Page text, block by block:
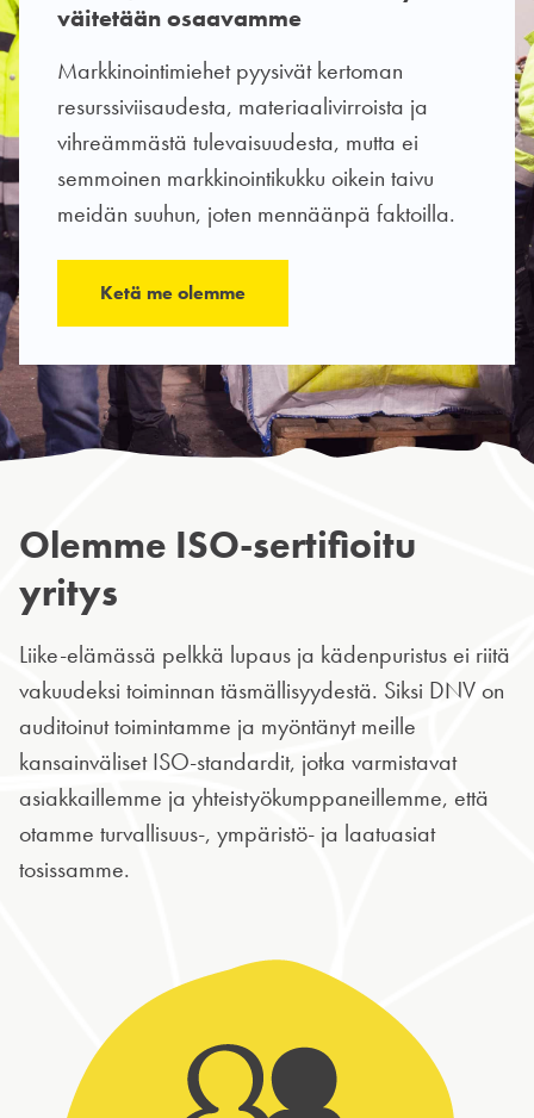
väitetään osaavamme
Markkinointimiehet pyysivät kertoman
resurssiviisaudesta, materiaalivirroista ja
vihreämmästä tulevaisuudesta, mutta ei
semmoinen markkinointikukku oikein taivu
meidän suuhun, joten mennäänpä faktoilla.
Ketä me olemme
Olemme ISO-sertifioitu
yritys
Liike-elämässä pelkkä lupaus ja kädenpuristus ei riitä
vakuudeksi toiminnan täsmällisyydestä. Siksi DNV on
auditoinut toimintamme ja myöntänyt meille
kansainväliset ISO-standardit, jotka varmistavat
asiakkaillemme ja yhteistyökumppaneillemme, että
otamme turvallisuus-, ympäristö- ja laatuasiat
tosissamme.